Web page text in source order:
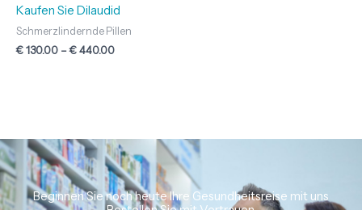
Rated
0
out
of
5
Kaufen Sie Dilaudid
Schmerzlindernde Pillen
€130.00 –€440.00
through
Beginnen Sie noch heute Ihre Gesundheitsreise mit uns